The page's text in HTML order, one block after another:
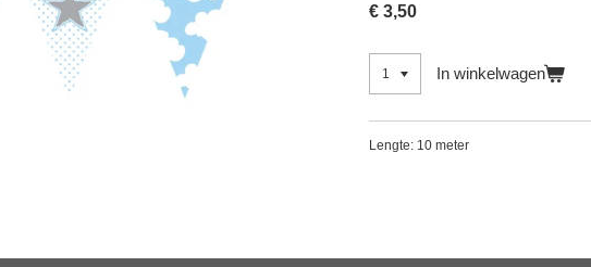
€ 3,50
In winkelwagen
Lengte: 10 meter